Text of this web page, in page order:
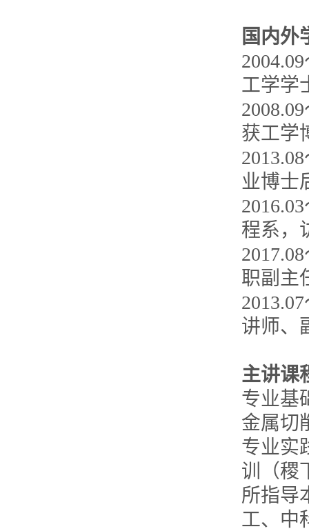
国内外
工学学
获工学
业博士
程系，
职副主
讲师、
主讲课
专业基
金属切
专业实
训（稷
所指导
工、中